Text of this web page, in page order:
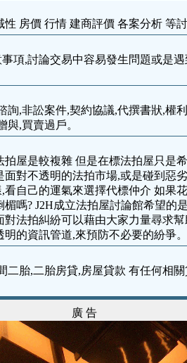
性 房價 行情 建商評價 各案分析 等
項,討論交易中容易發生問題或是
詢,非訟案件,契約協議,代撰書狀,權
與,買賣過戶。
拍屋是較複雜 但是在標法拍屋只是
面對不透明的法拍市場,或是碰到惡
看自己的運氣來選擇代標仲介 如果
嗎? J2H成立法拍屋討論館希望的
對法拍糾紛可以藉由大家力量尋求
明的資訊管道,來預防不必要的紛爭。
二胎,二胎房貸,房屋貸款 有任何相
廣 告